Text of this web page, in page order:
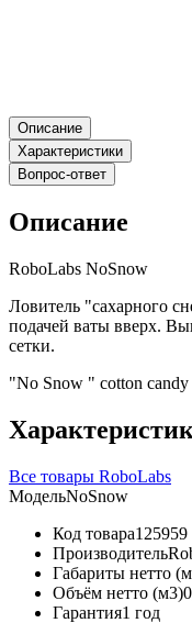
Описание
Характеристики
Вопрос-ответ
Описание
RoboLabs NoSnow
Ловитель "сахарного
подачей ваты вверх.
сетки.
"No Snow " cotton candy
Все товары RoboLabs
МодельNoSnow
Код товара125959
Производитель
Габариты нетто
Объём нетто (м3)
Гарантия1 год